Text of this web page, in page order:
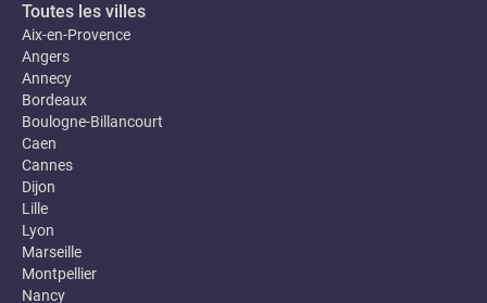
Toutes les villes
Aix-en-Provence
Angers
Annecy
Bordeaux
Boulogne-Billancourt
Caen
Cannes
Dijon
Lille
Lyon
Marseille
Montpellier
Nancy